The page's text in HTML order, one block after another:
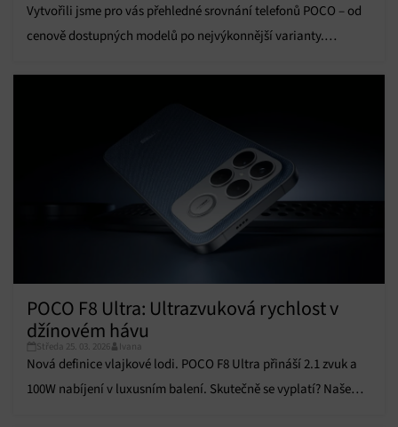
Vytvořili jsme pro vás přehledné srovnání telefonů POCO – od
cenově dostupných modelů po nejvýkonnější varianty.
POCO F8 Ultra: Ultrazvuková rychlost v
džínovém hávu
Středa 25. 03. 2026 Ivana
Nová definice vlajkové lodi. POCO F8 Ultra přináší 2.1 zvuk a
100W nabíjení v luxusním balení. Skutečně se vyplatí? Naše